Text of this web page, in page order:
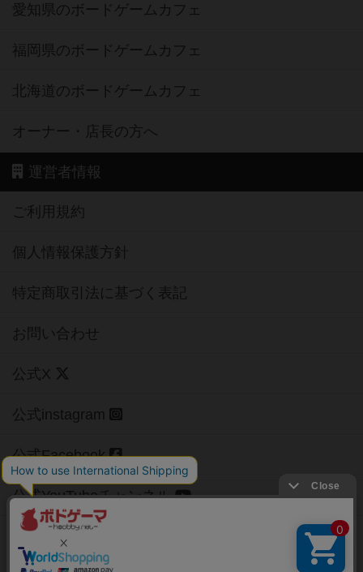
愛知県のボードゲームカフェ
福岡県のボードゲームカフェ
北海道のボードゲームカフェ
オーナー・店長の方へ
運営者情報
ご利用規約
個人情報保護方針
特定商取引法に基づく表記
お問い合わせ
公式X
公式instagram
公式Facebook
公式YouTubeチャンネル